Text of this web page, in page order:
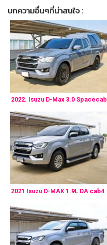
บทความอื่นๆที่น่าสนใจ :
2022. Isuzu D-Max 3.0 Spacecab
2021 Isuzu D-MAX 1.9L DA cab4